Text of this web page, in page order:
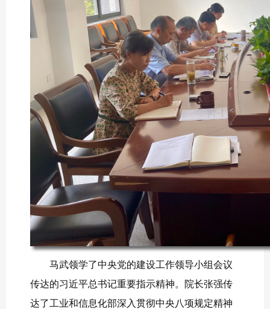
马武领学了中央党的建设工作领导小组会议
传达的习近平总书记重要指示精神。院长张强传
达了工业和信息化部深入贯彻中央八项规定精神